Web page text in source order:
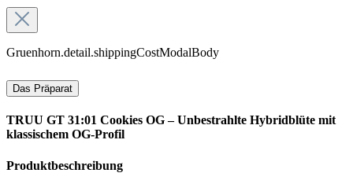
Gruenhorn.detail.shippingCostModalBody
Das Präparat
TRUU GT 31:01 Cookies OG – Unbestrahlte Hybridblüte mit
klassischem OG-Profil
Produktbeschreibung